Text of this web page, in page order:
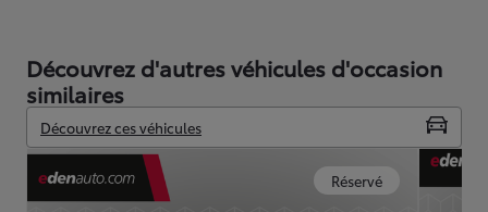
Découvrez d'autres véhicules d'occasion
similaires
Découvrez ces véhicules
Réservé